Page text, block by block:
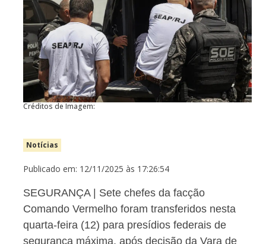
Créditos de Imagem:
Notícias
Publicado em: 12/11/2025 às 17:26:54
SEGURANÇA | Sete chefes da facção
Comando Vermelho foram transferidos nesta
quarta-feira (12) para presídios federais de
segurança máxima, após decisão da Vara de